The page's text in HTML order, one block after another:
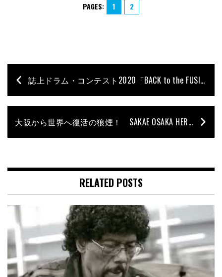
PAGES: 1 2
誌上ドラム・コンテスト2020「BACK to the FUSION」特設サイト
大阪から世界へ復活の狼煙！ SAKAE OSAKA HERITAGE Vol.02
RELATED POSTS